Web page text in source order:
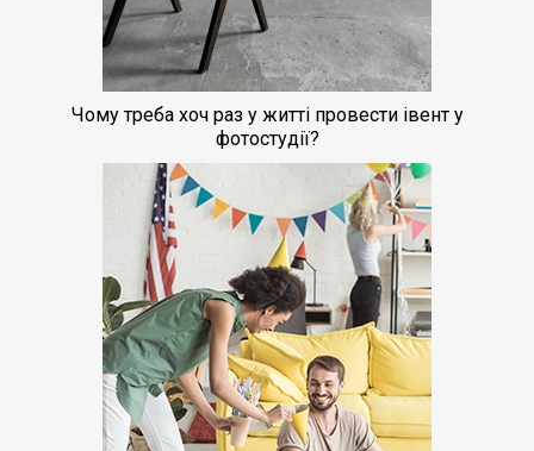
Чому треба хоч раз у житті провести івент у
фотостудії?